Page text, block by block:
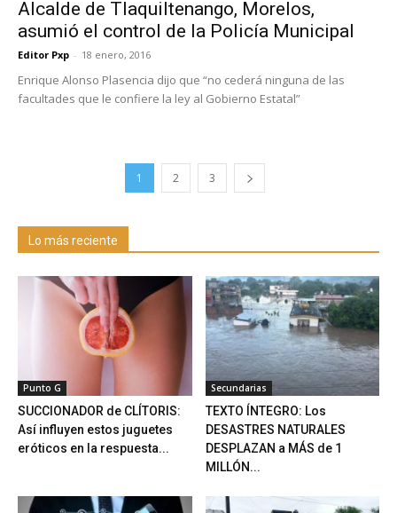
Alcalde de Tlaquiltenango, Morelos,
asumió el control de la Policía Municipal
Editor Pxp - 18 enero, 2016
Enrique Alonso Plasencia dijo que “no cederá ninguna de las
facultades que le confiere la ley al Gobierno Estatal”
1 2 3
Lo más reciente
Punto G
SUCCIONADOR de CLÍTORIS:
Así influyen estos juguetes
eróticos en la respuesta...
Secundarias
TEXTO ÍNTEGRO: Los
DESASTRES NATURALES
DESPLAZAN a MÁS de 1
MILLÓN...